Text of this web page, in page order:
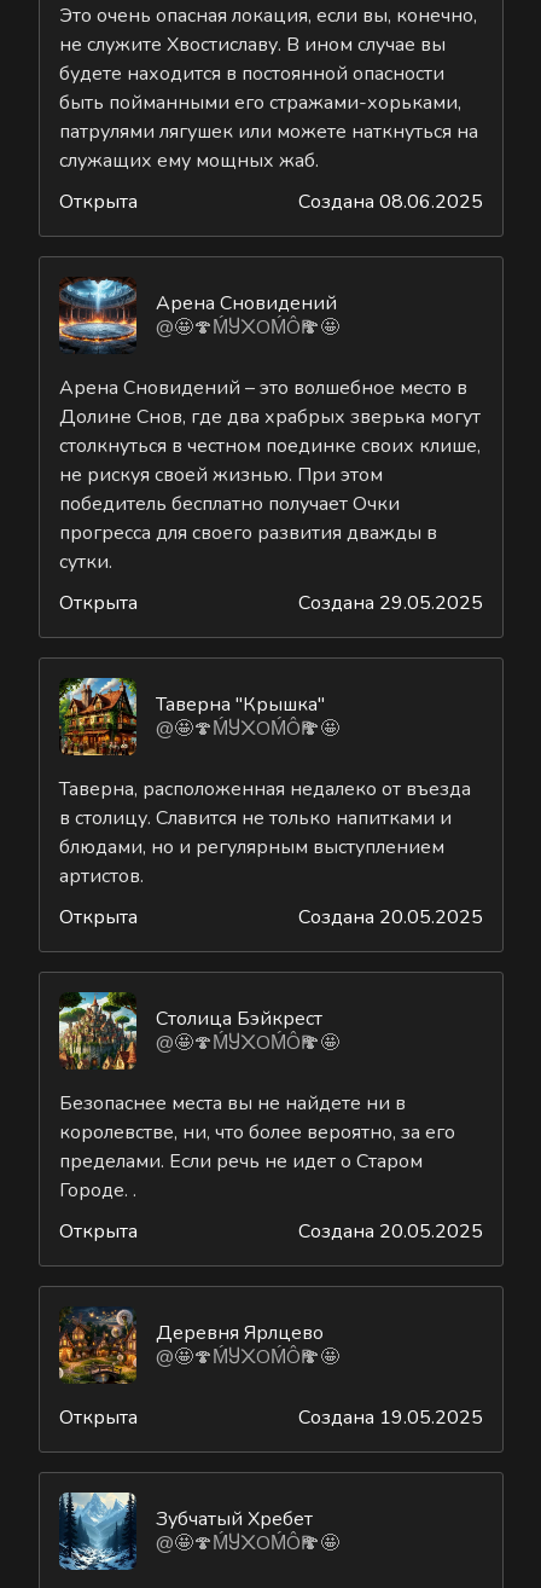
Это очень опасная локация, если вы, конечно,
не служите Хвостиславу. В ином случае вы
будете находится в постоянной опасности
быть пойманными его стражами-хорьками,
патрулями лягушек или можете наткнуться на
служащих ему мощных жаб.
Открыта
Создана 08.06.2025
Арена Сновидений
@🤩🍄ḾႸ᙭ОḾÔҎ🍄🤩
Арена Сновидений – это волшебное место в
Долине Снов, где два храбрых зверька могут
столкнуться в честном поединке своих клише,
не рискуя своей жизнью. При этом
победитель бесплатно получает Очки
прогресса для своего развития дважды в
сутки.
Открыта
Создана 29.05.2025
Таверна "Крышка"
@🤩🍄ḾႸ᙭ОḾÔҎ🍄🤩
Таверна, расположенная недалеко от въезда
в столицу. Славится не только напитками и
блюдами, но и регулярным выступлением
артистов.
Открыта
Создана 20.05.2025
Столица Бэйкрест
@🤩🍄ḾႸ᙭ОḾÔҎ🍄🤩
Безопаснее места вы не найдете ни в
королевстве, ни, что более вероятно, за его
пределами. Если речь не идет о Старом
Городе. .
Открыта
Создана 20.05.2025
Деревня Ярлцево
@🤩🍄ḾႸ᙭ОḾÔҎ🍄🤩
Открыта Создана 19.05.2025
Зубчатый Хребет
@🤩🍄ḾႸ᙭ОḾÔҎ🍄🤩